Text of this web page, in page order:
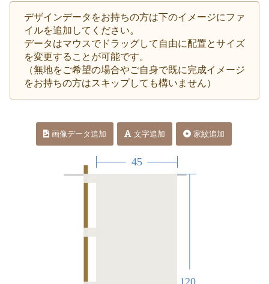
デザインデータをお持ちの方は下のイメージにファ
イルを追加してください。
データはマウスでドラッグして自由に配置とサイズ
を変更することが可能です。
（無地をご希望の場合やご自身で既に完成イメージ
をお持ちの方はスキップしても構いません）
画像データ追加 文字追加 家紋追加